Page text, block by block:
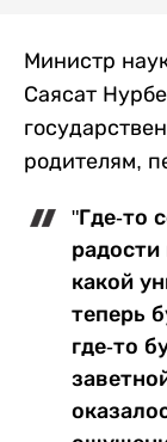
Министр
Саясат
родителям,
"Где-то
радости
какой
теперь
где-то